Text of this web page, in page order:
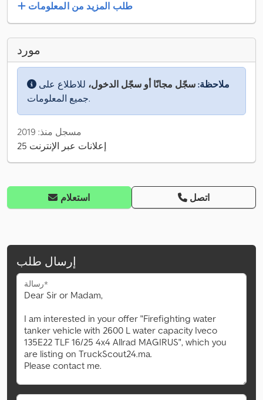
طلب المزيد من المعلومات
مورد
ملاحظة: سجّل مجانًا أو سجّل الدخول، للاطلاع على
جميع المعلومات.
مسجل منذ: 2019
25 إعلانات عبر الإنترنت
استعلام اتصل
إرسال طلب
رسالة*